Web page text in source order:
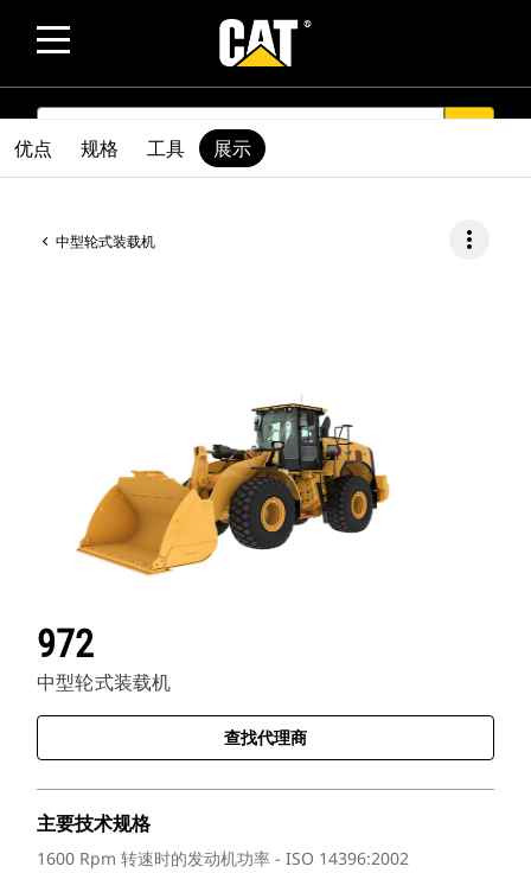
SEARCH
中型轮式装载机 more_vert
972
中型轮式装载机
查找代理商
主要技术规格
1600 Rpm 转速时的发动机功率 - ISO 14396:2002
优点 规格 工具 展示